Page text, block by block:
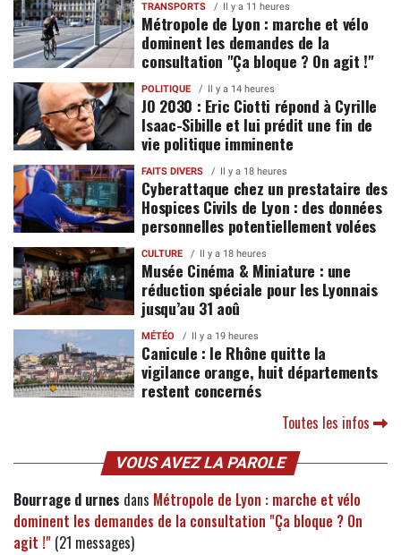
TRANSPORTS Il y a 11 heures
Métropole de Lyon : marche et vélo
dominent les demandes de la
consultation "Ça bloque ? On agit !"
POLITIQUE Il y a 14 heures
JO 2030 : Eric Ciotti répond à Cyrille
Isaac-Sibille et lui prédit une fin de
vie politique imminente
FAITS DIVERS Il y a 18 heures
Cyberattaque chez un prestataire des
Hospices Civils de Lyon : des données
personnelles potentiellement volées
CULTURE Il y a 18 heures
Musée Cinéma & Miniature : une
réduction spéciale pour les Lyonnais
jusqu’au 31 aoû
MÉTÉO Il y a 19 heures
Canicule : le Rhône quitte la
vigilance orange, huit départements
restent concernés
Toutes les infos
VOUS AVEZ LA PAROLE
Bourrage d urnes dans Métropole de Lyon : marche et vélo
dominent les demandes de la consultation "Ça bloque ? On
agit !" (21 messages)